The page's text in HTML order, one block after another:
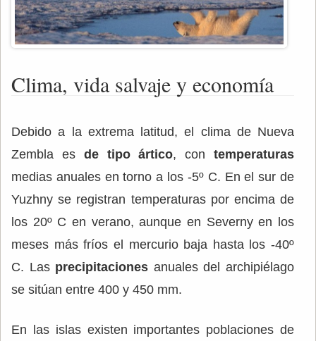
Clima, vida salvaje y economía
Debido a la extrema latitud, el clima de Nueva
Zembla es de tipo ártico, contemperaturas
medias anuales en torno a los -5º C. En el sur de
Yuzhny se registran temperaturas por encima de
los 20º C en verano, aunque en Severny en los
meses más fríos el mercurio baja hasta los -40º
C. Las precipitaciones anuales del archipiélago
se sitúan entre 400 y 450 mm.
En las islas existen importantes poblaciones de